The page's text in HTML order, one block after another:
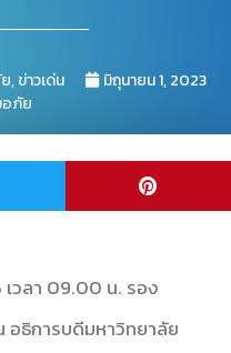
,ข่าวเด่น
มิถุนายน 1, 2023
ภัย
วลา 09.00 น. รอง
อธิการบดีมหาวิทยาลัย